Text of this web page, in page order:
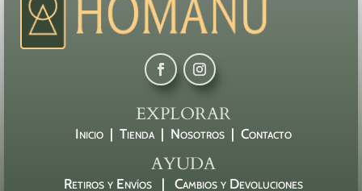
EXPLORAR
Inicio | Tienda | Nosotros | Contacto
AYUDA
Retiros y Envíos | Cambios y Devoluciones